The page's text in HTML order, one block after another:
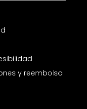
y reembolso